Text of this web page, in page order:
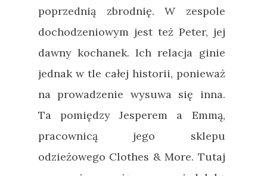
poprzednią zbrodnię. W zespole
dochodzeniowym jest też Peter, jej
dawny kochanek. Ich relacja ginie
jednak w tle całej historii, ponieważ
na prowadzenie wysuwa się inna.
Ta pomiędzy Jesperem a Emmą,
pracownicą jego sklepu
odzieżowego Clothes & More. Tutaj